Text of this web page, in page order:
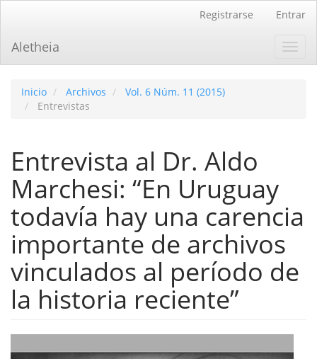
principal
Barra
Registrarse Entrar
Aletheia
Inicio Archivos
Vol. 6 Núm. 11 (2015)
Entrevistas
Entrevista al Dr. Aldo
Marchesi: “En Uruguay
todaví­a hay una carencia
importante de archivos
vinculados al perí­odo de
la historia reciente”
Barra